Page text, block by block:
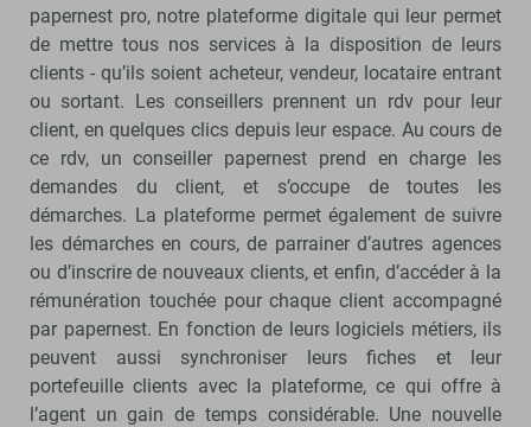
papernest pro, notre plateforme digitale qui leur permet
de mettre tous nos services à la disposition de leurs
clients - qu’ils soient acheteur, vendeur, locataire entrant
ou sortant. Les conseillers prennent un rdv pour leur
client, en quelques clics depuis leur espace. Au cours de
ce rdv, un conseiller papernest prend en charge les
demandes du client, et s’occupe de toutes les
démarches. La plateforme permet également de suivre
les démarches en cours, de parrainer d’autres agences
ou d’inscrire de nouveaux clients, et enfin, d’accéder à la
rémunération touchée pour chaque client accompagné
par papernest. En fonction de leurs logiciels métiers, ils
peuvent aussi synchroniser leurs fiches et leur
portefeuille clients avec la plateforme, ce qui offre à
l’agent un gain de temps considérable. Une nouvelle